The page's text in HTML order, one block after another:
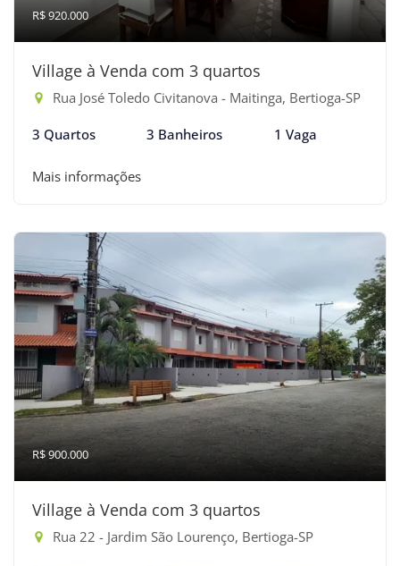
R$ 920.000
Village à Venda com 3 quartos
Rua José Toledo Civitanova - Maitinga, Bertioga-SP
3 Quartos 3 Banheiros 1 Vaga
Mais informações
R$ 900.000
Village à Venda com 3 quartos
Rua 22 - Jardim São Lourenço, Bertioga-SP